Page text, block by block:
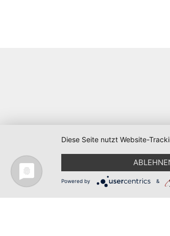
Diese Seite nutzt Website-
Powered by &